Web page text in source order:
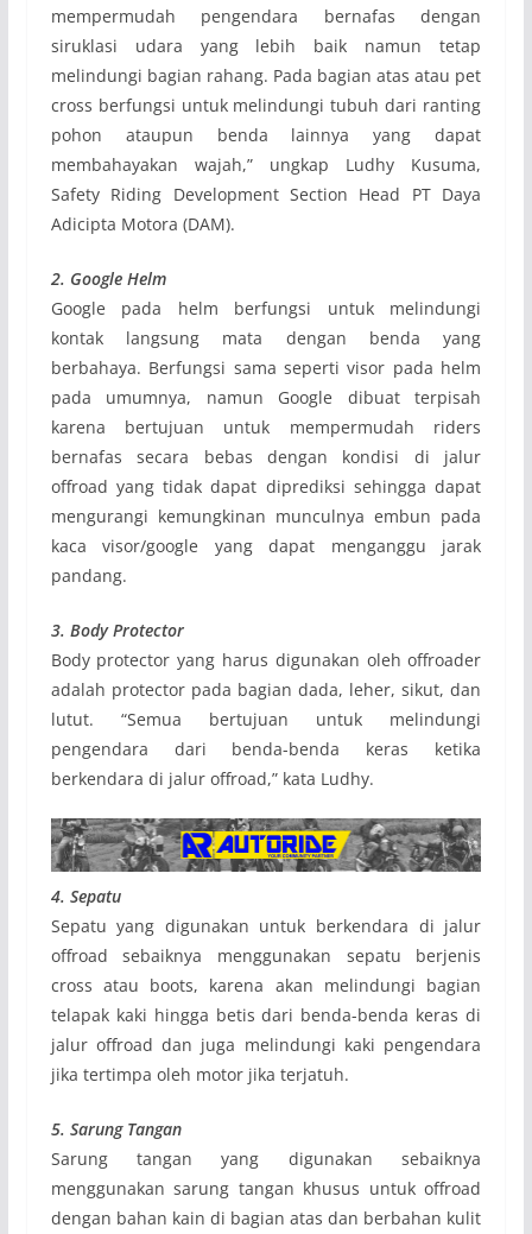
mempermudah pengendara bernafas dengan
siruklasi udara yang lebih baik namun tetap
melindungi bagian rahang. Pada bagian atas atau pet
cross berfungsi untuk melindungi tubuh dari ranting
pohon ataupun benda lainnya yang dapat
membahayakan wajah,” ungkap Ludhy Kusuma,
Safety Riding Development Section Head PT Daya
Adicipta Motora (DAM).
2. Google Helm
Google pada helm berfungsi untuk melindungi
kontak langsung mata dengan benda yang
berbahaya. Berfungsi sama seperti visor pada helm
pada umumnya, namun Google dibuat terpisah
karena bertujuan untuk mempermudah riders
bernafas secara bebas dengan kondisi di jalur
offroad yang tidak dapat diprediksi sehingga dapat
mengurangi kemungkinan munculnya embun pada
kaca visor/google yang dapat menganggu jarak
pandang.
3. Body Protector
Body protector yang harus digunakan oleh offroader
adalah protector pada bagian dada, leher, sikut, dan
lutut. “Semua bertujuan untuk melindungi
pengendara dari benda-benda keras ketika
berkendara di jalur offroad,” kata Ludhy.
4. Sepatu
Sepatu yang digunakan untuk berkendara di jalur
offroad sebaiknya menggunakan sepatu berjenis
cross atau boots, karena akan melindungi bagian
telapak kaki hingga betis dari benda-benda keras di
jalur offroad dan juga melindungi kaki pengendara
jika tertimpa oleh motor jika terjatuh.
5. Sarung Tangan
Sarung tangan yang digunakan sebaiknya
menggunakan sarung tangan khusus untuk offroad
dengan bahan kain di bagian atas dan berbahan kulit